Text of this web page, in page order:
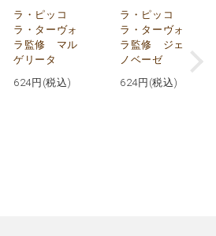
ラ・ピッコ
ラ・ターヴォ
ラ監修 マル
ゲリータ
624円(税込)
ラ・ピッコ
ラ・ターヴォ
ラ監修 ジェ
ノベーゼ
624円(税込)